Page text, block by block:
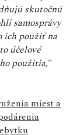
skutočnú
samosprávy
ich použiť na
účelové
použitia,"
miest a